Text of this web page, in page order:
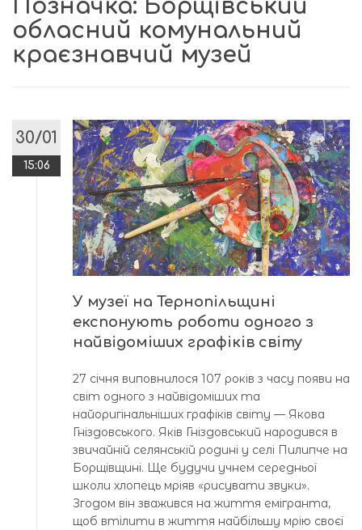
Позначка: Борщівський
обласний комунальний
краєзнавчий музей
30/01
15:06
У музеї на Тернопільщині
експонують роботи одного з
найвідоміших графіків світу
27 січня виповнилося 107 років з часу появи на
світ одного з найвідоміших та
найоригінальніших графіків світу — Якова
Гніздовського. Яків Гніздовський народився в
звичайній селянській родині у селі Пилипче на
Борщівщині. Ще будучи учнем середньої
школи хлопець мріяв «рисувати звуки».
Згодом він зважився на життя емігранта,
щоб втілити в життя найбільшу мрію своєї